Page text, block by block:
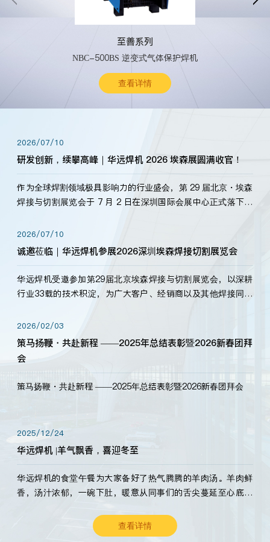
至善系列
NBC-500BS 逆变式气体保护焊机
查看详情
2026/07/10
研发创新，续攀高峰｜华远焊机 2026 埃森展圆满收官！
作为全球焊割领域极具影响力的行业盛会，第 29 届北京・埃森
焊接与切割展览会于 7 月 2 日在深圳国际会展中心正式落下帷
标准，持之以恒研发新产品、新技术。新老客户、行业伙伴、
海内外客户为目睹公司发布的新产…
2026/07/10
诚邀莅临｜华远焊机参展2026深圳埃森焊接切割展览会
华远焊机受邀参加第29届北京埃森焊接与切割展览会，以深耕
行业33载的技术积淀，为广大客户、经销商以及其他焊接同仁
2026/02/03
策马扬鞭・共赴新程 ——2025年总结表彰暨2026新春团拜
会
策马扬鞭・共赴新程 ——2025年总结表彰暨2026新春团拜会
2025/12/24
华远焊机 |羊气飘香，喜迎冬至
华远焊机的食堂午餐为大家备好了热气腾腾的羊肉汤。羊肉鲜
香，汤汁浓郁，一碗下肚，暖意从同事们的舌尖蔓延至心底。
查看详情